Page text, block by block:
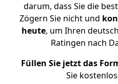
darum, dass Sie die
Zögern Sie nicht und
heute, um Ihren
Ratingen nach
Füllen Sie jetzt das
Sie